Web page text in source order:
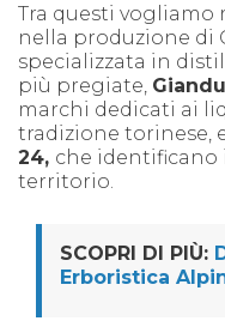
Tra questi vogliamo
nella produzione di
specializzata in d
più pregiate,
marchi dedicati ai
tradizione torinese,
24, che
territorio.
SCOPRI DI PIÙ:
Erboristica